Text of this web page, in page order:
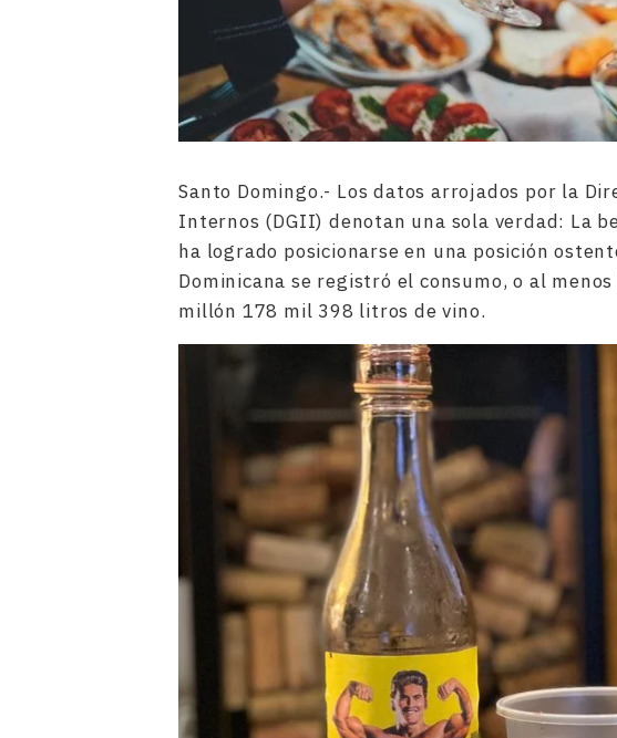
Santo Domingo.- Los datos arrojados por la
Internos (DGII) denotan una sola verdad: La
ha logrado posicionarse en una posición
Dominicana se registró el consumo, o al
millón 178 mil 398 litros de vino.